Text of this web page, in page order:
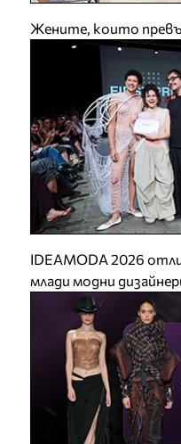
Жените, които
IDEAMODA 2026
млади модни